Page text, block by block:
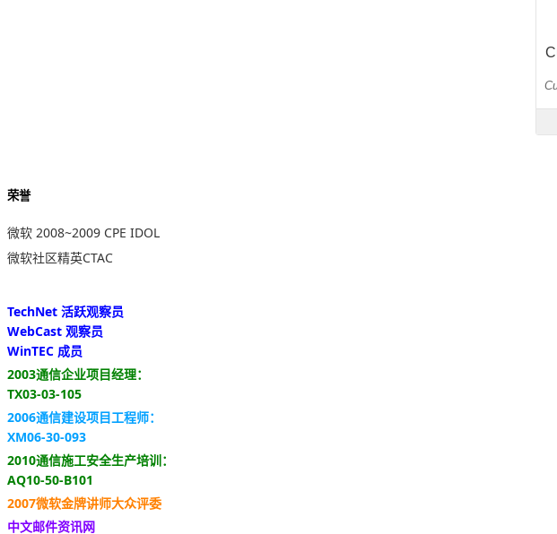
荣誉
微软 2008~2009 CPE IDOL
微软社区精英CTAC
TechNet 活跃观察员
WebCast 观察员
WinTEC 成员
2003通信企业项目经理：
TX03-03-105
2006通信建设项目工程师：
XM06-30-093
2010通信施工安全生产培训：
AQ10-50-B101
2007微软金牌讲师大众评委
中文邮件资讯网